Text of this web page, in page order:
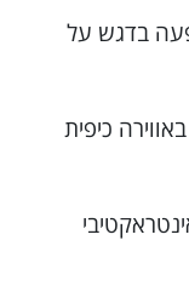
בדגש על
כיפית